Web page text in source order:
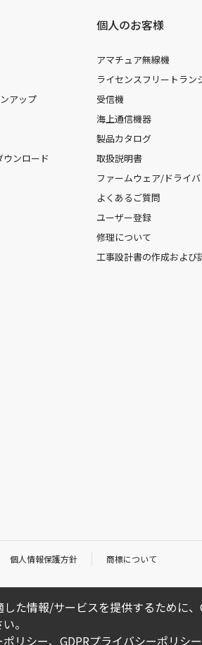
アップ
ンロード
個人のお客様
アマチュア無線機
ライセンスフリートラン
受信機
海上通信機器
製品カタログ
取扱説明書
ファームウェア/ドライ
よくあるご質問
ユーザー登録
修理について
工事設計書の作成および
個人情報保護方針 商標について
た情報/サービスを提供するために
。
リシー、 GDPRプライバシーポリシー